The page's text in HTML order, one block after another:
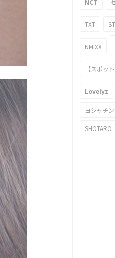
NCT
TXT
NMIXX
【スポット
Lovelyz
ヨジャチ
SHOTARO